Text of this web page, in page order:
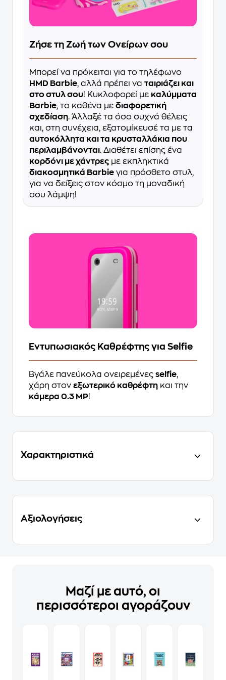
Ζήσε τη Ζωή των Ονείρων σου
Μπορεί να πρόκειται για το τηλέφωνο
HMD Barbie, αλλά πρέπει να ταιριάζει και
στο στυλ σου! Κυκλοφορεί με καλύμματα
Barbie, το καθένα με διαφορετική
σχεδίαση. Άλλαξέ τα όσο συχνά θέλεις
και, στη συνέχεια, εξατομίκευσέ τα με τα
αυτοκόλλητα και τα κρυσταλλάκια που
περιλαμβάνονται. Διαθέτει επίσης ένα
κορδόνι με χάντρες με εκπληκτικά
διακοσμητικά Barbie για πρόσθετο στυλ,
για να δείξεις στον κόσμο τη μοναδική
σου λάμψη!
Εντυπωσιακός Καθρέφτης για Selfie
Βγάλε πανεύκολα ονειρεμένες selfie,
χάρη στον εξωτερικό καθρέφτη και την
κάμερα 0.3 MP!
Χαρακτηριστικά
Αξιολογήσεις
Μαζί με αυτό, οι
περισσότεροι αγοράζουν